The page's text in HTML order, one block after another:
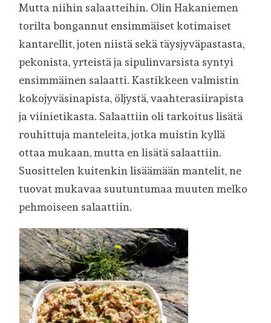
Mutta niihin salaatteihin. Olin Hakaniemen
torilta bongannut ensimmäiset kotimaiset
kantarellit, joten niistä sekä täysjyväpastasta,
pekonista, yrteistä ja sipulinvarsista syntyi
ensimmäinen salaatti. Kastikkeen valmistin
kokojyväsinapista, öljystä, vaahterasiirapista
ja viinietikasta. Salaattiin oli tarkoitus lisätä
rouhittuja manteleita, jotka muistin kyllä
ottaa mukaan, mutta en lisätä salaattiin.
Suosittelen kuitenkin lisäämään mantelit, ne
tuovat mukavaa suutuntumaa muuten melko
pehmoiseen salaattiin.